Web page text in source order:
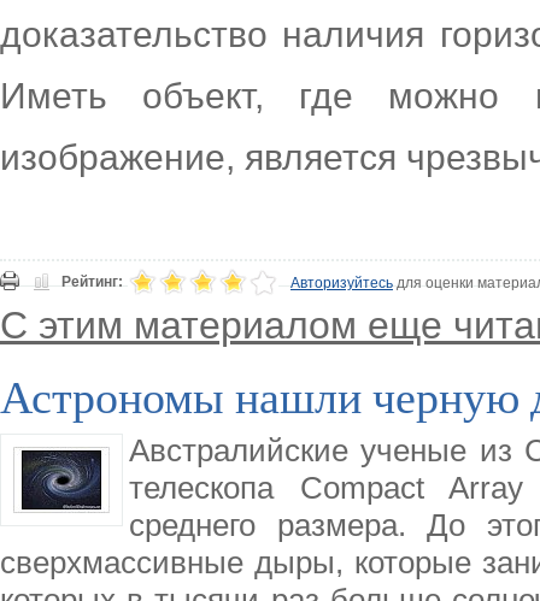
доказательство наличия
Иметь объект, где можно
изображение, является
Рейтинг: Авторизуйтесьдля оценки
С этим материалом еще
Астрономы нашли черную
Австралийские ученые из
телескопа Compact
среднего размера. До
сверхмассивные дыры, которые